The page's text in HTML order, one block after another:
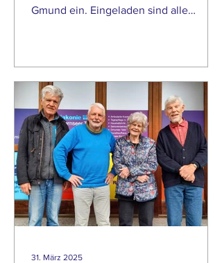
Gmund ein. ​Eingeladen sind alle
31. März 2025